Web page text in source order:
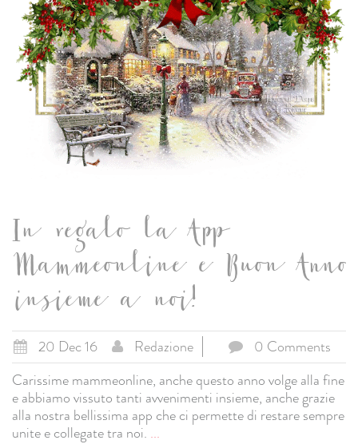
In regalo la App
Mammeonline e Buon Anno
insieme a noi!
20 Dec 16 Redazione
0 Comments
Carissime mammeonline, anche questo anno volge alla fine
e abbiamo vissuto tanti avvenimenti insieme, anche grazie
alla nostra bellissima app che ci permette di restare sempre
unite e collegate tra noi. ...